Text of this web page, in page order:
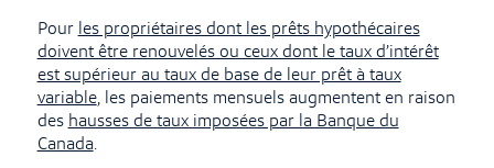
Pour les propriétaires dont les prêts hypothécaires
doivent être renouvelés ou ceux dont le taux d’intérêt
est supérieur au taux de base de leur prêt à taux
variable, les paiements mensuels augmentent en raison
des hausses de taux imposées par la Banque du
Canada.